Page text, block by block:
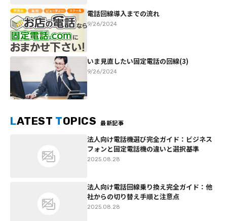
電話回線導入までの流れ
9/26/2024
いま見直したい固定電話の回線(3)
9/26/2024
LATEST TOPICS 最新記事
法人向け電話機選び完全ガイド：ビジネス
フォンと固定電話機の違いと選択基準
2025.08.28
法人向け電話回線乗り換え完全ガイド：他
社からの切り替え手順と注意点
2025.08.28